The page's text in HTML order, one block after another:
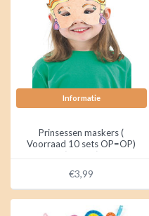
Informatie
Prinsessen maskers (
Voorraad 10 sets OP=OP)
(6 stuks)
€3,99